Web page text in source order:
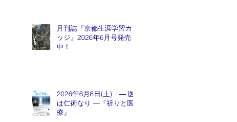
月刊誌『京都生涯学習カレ
ッジ』2026年6月号発売
中！
2026年6月6日(土) ― 医
は仁術なり ―『祈りと医
療』